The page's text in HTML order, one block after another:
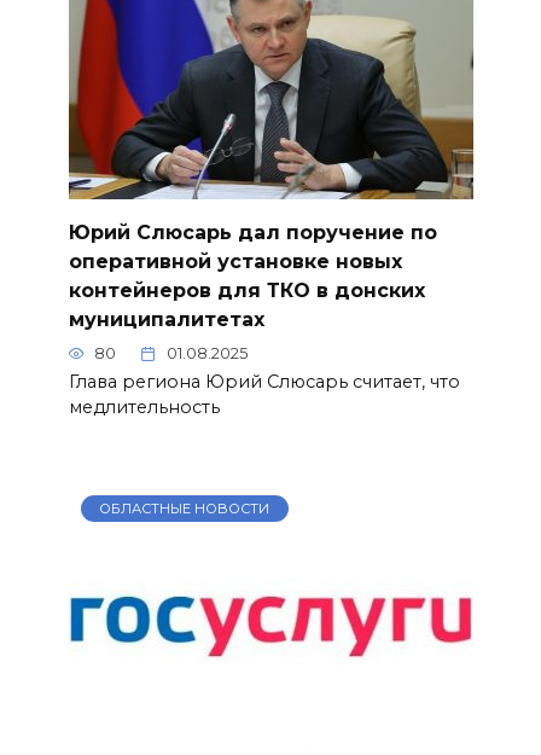
Юрий Слюсарь дал поручение по
оперативной установке новых
контейнеров для ТКО в донских
муниципалитетах
80 01.08.2025
Глава региона Юрий Слюсарь считает, что
медлительность
ОБЛАСТНЫЕ НОВОСТИ